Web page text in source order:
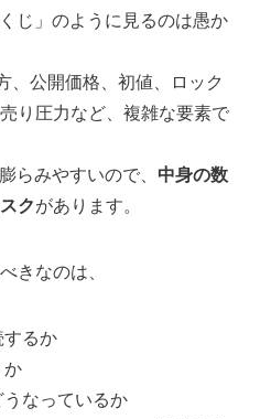
じ」のように見るのは愚か
、公開価格、初値、ロック
り圧力など、複雑な要素で
らみやすいので、 中身の数
クがあります。
きなのは、
するか
か
なっているか